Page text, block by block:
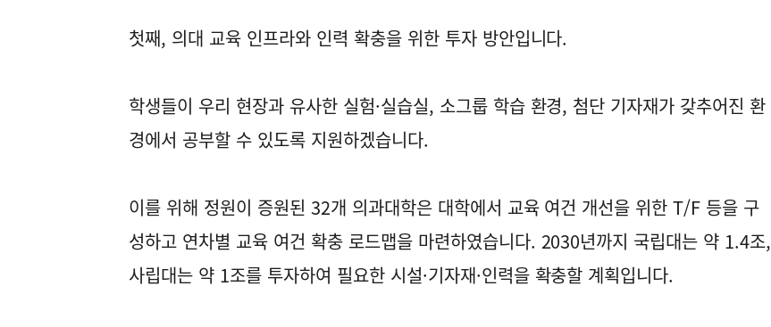
첫째, 의대 교육 인프라와 인력 확충을 위한 투자 방안입니다.
학생들이 우리 현장과 유사한 실험·실습실, 소그룹 학습 환경, 첨단 기자재가 갖추어진 환
경에서 공부할 수 있도록 지원하겠습니다.
이를 위해 정원이 증원된 32개 의과대학은 대학에서 교육 여건 개선을 위한 T/F 등을 구
성하고 연차별 교육 여건 확충 로드맵을 마련하였습니다. 2030년까지 국립대는 약 1.4조,
사립대는 약 1조를 투자하여 필요한 시설·기자재·인력을 확충할 계획입니다.